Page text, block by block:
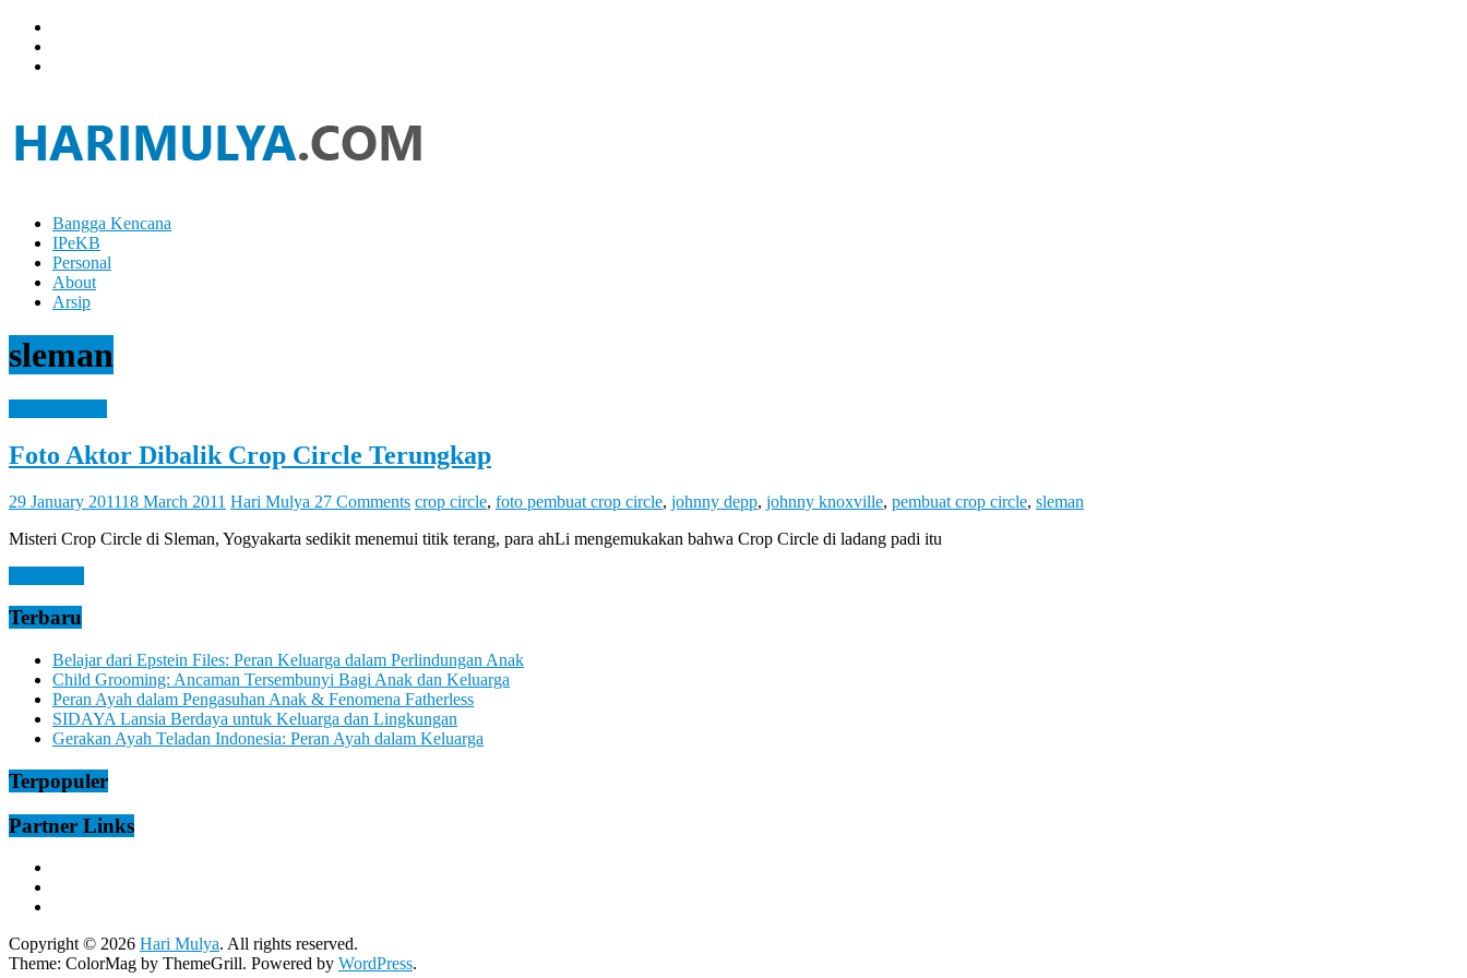
Skip
content
Hari
Mulya
Brain
Can
Analyze
Right
Brain
You
Feel
It
Bangga Kencana
IPeKB
Personal
About
Arsip
sleman
Foto Aktor Dibalik Crop Circle Terungkap
29 January 201118 March 2011 Hari Mulya 27 Comments crop circle, foto pembuat crop circle, johnny depp, johnny knoxville, pembuat crop circle, sleman
Misteri Crop Circle di Sleman, Yogyakarta sedikit menemui titik terang, para ahLi mengemukakan bahwa Crop Circle di ladang padi itu
Terbaru
Belajar dari Epstein Files: Peran Keluarga dalam Perlindungan Anak
Child Grooming: Ancaman Tersembunyi Bagi Anak dan Keluarga
Peran Ayah dalam Pengasuhan Anak & Fenomena Fatherless
SIDAYA Lansia Berdaya untuk Keluarga dan Lingkungan
Gerakan Ayah Teladan Indonesia: Peran Ayah dalam Keluarga
Terpopuler
Partner Links
Copyright © 2026 Hari Mulya. All rights reserved.
Theme: ColorMag by ThemeGrill. Powered by WordPress.